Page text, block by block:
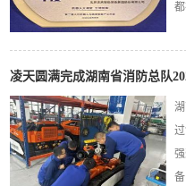
凌天圆满完成湖南省消防总队